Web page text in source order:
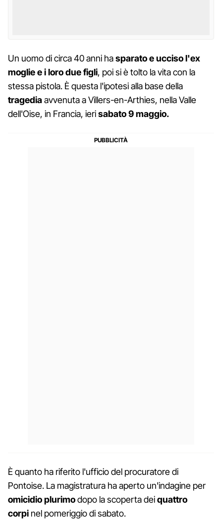
Un uomo di circa 40 anni hasparato e ucciso l'ex
moglie e i loro due figli, poi si è tolto la vita con la
stessa pistola. È questa l'ipotesi alla base della
tragediaavvenuta a Villers-en-Arthies, nella Valle
dell'Oise, in Francia, ierisabato 9 maggio.
È quanto ha riferito l'ufficio del procuratore di
Pontoise. La magistratura ha aperto un'indagine per
omicidio plurimodopo la scoperta deiquattro
corpi nel pomeriggio di sabato.